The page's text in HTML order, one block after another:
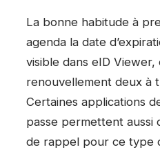
La bonne habitude à
agenda la date
visible dans eID
renouvellement deux à
Certaines applications
passe permettent aussi
de rappel pour ce type